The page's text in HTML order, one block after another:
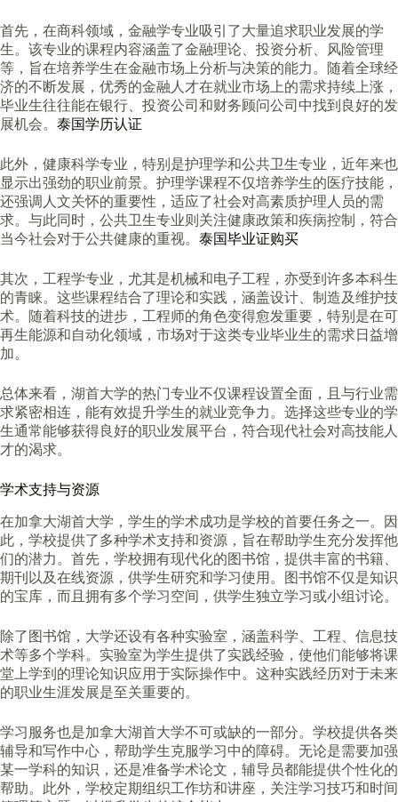
首先，在商科领域，金融学专业吸引了大量追求职业发展的学
生。该专业的课程内容涵盖了金融理论、投资分析、风险管理
等，旨在培养学生在金融市场上分析与决策的能力。随着全球经
济的不断发展，优秀的金融人才在就业市场上的需求持续上涨，
毕业生往往能在银行、投资公司和财务顾问公司中找到良好的发
展机会。 泰国学历认证
此外，健康科学专业，特别是护理学和公共卫生专业，近年来也
显示出强劲的职业前景。护理学课程不仅培养学生的医疗技能，
还强调人文关怀的重要性，适应了社会对高素质护理人员的需
求。与此同时，公共卫生专业则关注健康政策和疾病控制，符合
当今社会对于公共健康的重视。 泰国毕业证购买
其次，工程学专业，尤其是机械和电子工程，亦受到许多本科生
的青睐。这些课程结合了理论和实践，涵盖设计、制造及维护技
术。随着科技的进步，工程师的角色变得愈发重要，特别是在可
再生能源和自动化领域，市场对于这类专业毕业生的需求日益增
加。
总体来看，湖首大学的热门专业不仅课程设置全面，且与行业需
求紧密相连，能有效提升学生的就业竞争力。选择这些专业的学
生通常能够获得良好的职业发展平台，符合现代社会对高技能人
才的渴求。
学术支持与资源
在加拿大湖首大学，学生的学术成功是学校的首要任务之一。因
此，学校提供了多种学术支持和资源，旨在帮助学生充分发挥他
们的潜力。首先，学校拥有现代化的图书馆，提供丰富的书籍、
期刊以及在线资源，供学生研究和学习使用。图书馆不仅是知识
的宝库，而且拥有多个学习空间，供学生独立学习或小组讨论。
除了图书馆，大学还设有各种实验室，涵盖科学、工程、信息技
术等多个学科。实验室为学生提供了实践经验，使他们能够将课
堂上学到的理论知识应用于实际操作中。这种实践经历对于未来
的职业生涯发展是至关重要的。
学习服务也是加拿大湖首大学不可或缺的一部分。学校提供各类
辅导和写作中心，帮助学生克服学习中的障碍。无论是需要加强
某一学科的知识，还是准备学术论文，辅导员都能提供个性化的
帮助。此外，学校定期组织工作坊和讲座，关注学习技巧和时间